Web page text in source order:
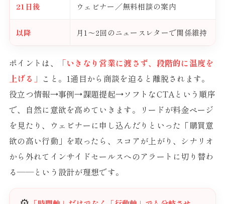
21日後 ウェビナー／無料相談の案内
以降 月1〜2回のニュースレターで関係維持
ポイントは、
「いきなり営業に渡さず、段階的に温度を
上げる」 こと。1通目から商談を迫ると離脱されます。
役立つ情報→事例→課題提起→ソフトなCTAという順序
で、自然に意欲を高めていきます。リードが料金ページ
を見たり、ウェビナーに申し込んだりといった「購買意
欲の高い行動」を取ったら、スコアが上がり、シナリオ
から外れてインサイドセールスへのアラートに切り替わ
る——という設計が理想です。